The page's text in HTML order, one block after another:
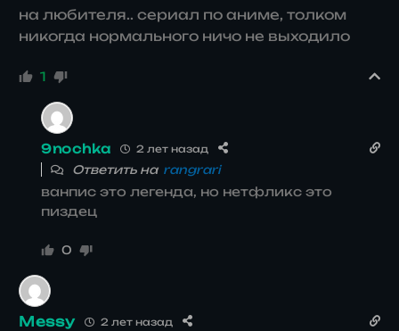
на любителя.. сериал по аниме, толком
никогда нормального ничо не выходило
1
9nochka 2 лет назад
Ответить на rangrari
ванпис это легенда, но нетфликс это
пиздец
0
Messy 2 лет назад